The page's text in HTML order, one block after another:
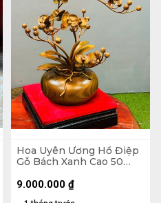
Hoa Uyên Ương Hồ Điệp
Gỗ Bách Xanh Cao 50
Đường Kính 23 Cao 14
9.000.000 ₫